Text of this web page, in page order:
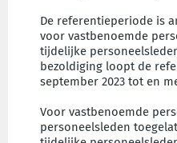
De referentieperiode is
voor vastbenoemde
tijdelijke
bezoldiging loopt de
september 2023 tot en
Voor vastbenoemde
personeelsleden